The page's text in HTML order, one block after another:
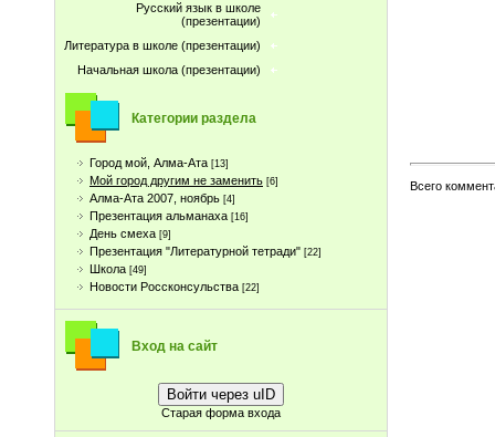
Русский язык в школе
(презентации)
Литература в школе (презентации)
Начальная школа (презентации)
Категории раздела
Город мой, Алма-Ата [13]
Мой город другим не заменить [6]
Алма-Ата 2007, ноябрь [4]
Презентация альманаха [16]
День смеха [9]
Презентация "Литературной тетради" [22]
Школа [49]
Новости Россконсульства [22]
Вход на сайт
Войти через uID
Старая форма входа
Всего